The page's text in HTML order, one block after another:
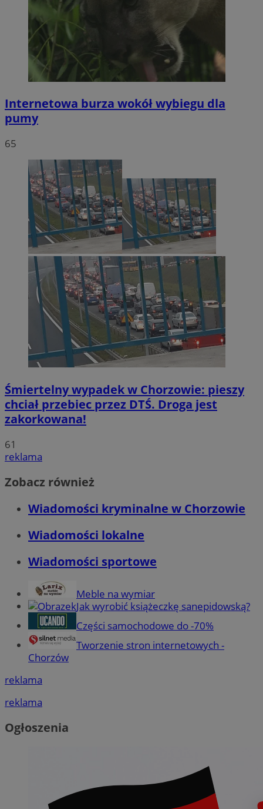
Internetowa burza wokół wybiegu dla
pumy
65
Śmiertelny wypadek w Chorzowie: pieszy
chciał przebiec przez DTŚ. Droga jest
zakorkowana!
61
reklama
Zobacz również
Wiadomości kryminalne w Chorzowie
Wiadomości lokalne
Wiadomości sportowe
Meble na wymiar
Jak wyrobić książeczkę sanepidowską?
Części samochodowe do -70%
Tworzenie stron internetowych -
Chorzów
reklama
reklama
Ogłoszenia